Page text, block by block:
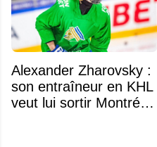
Alexander Zharovsky :
son entraîneur en KHL
veut lui sortir Montréal